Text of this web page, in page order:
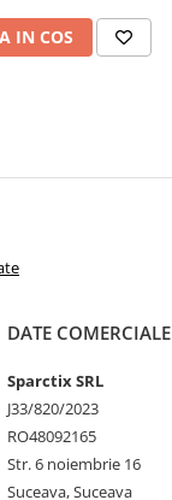
IN COS
DATE COMERCIALE
Sparctix SRL
J33/820/2023
RO48092165
Str. 6 noiembrie 16
Suceava, Suceava